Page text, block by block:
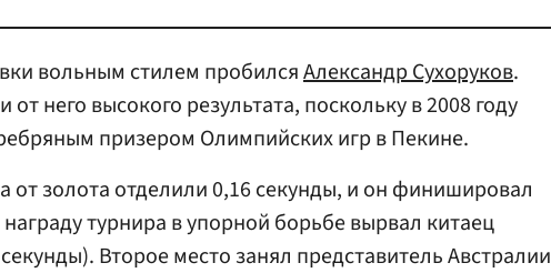
вольным стилем пробилсяАлександр Сухоруков.
него высокого результата, поскольку в 2008 году
призером Олимпийских игр в Пекине.
от золота отделили 0,16 секунды, и он финишировал
турнира в упорной борьбе вырвал китаец
Второе место занял представитель Австралии